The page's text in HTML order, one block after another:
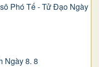
Phó Tế - Tử Đạo Ngày
Ngày 8. 8